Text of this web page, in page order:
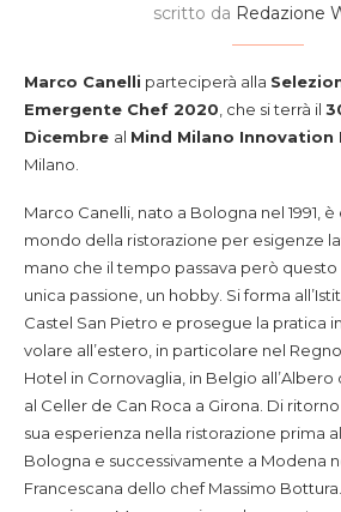
scritto da Redazione
Marco Canelli parteciperà alla
Emergente Chef 2020 , che si terrà il
Dicembre al Mind Milano
Milano.
Marco Canelli, nato a Bologna nel 1991,
mondo della ristorazione per esigenze
mano che il tempo passava però questo
unica passione, un hobby. Si forma
Castel San Pietro e prosegue la pratica
volare all’estero, in particolare nel
Hotel in Cornovaglia, in Belgio all’Albero
al Celler de Can Roca a Girona. Di
sua esperienza nella ristorazione prima
Bologna e successivamente a Modena
Francescana dello chef Massimo